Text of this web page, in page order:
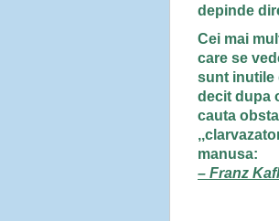
depinde
Cei mai
care se
sunt inutile
decit dupa
cauta
– Franz